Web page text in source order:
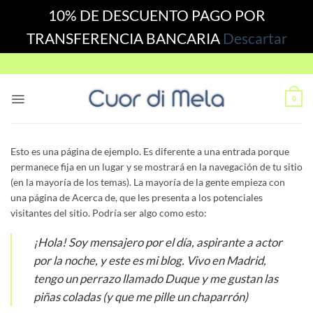
10% DE DESCUENTO PAGO POR
TRANSFERENCIA BANCARIA Descartar
to
0
Esto es una página de ejemplo. Es diferente a una entrada porque
permanece fija en un lugar y se mostrará en la navegación de tu sitio
(en la mayoría de los temas). La mayoría de la gente empieza con
una página de Acerca de, que les presenta a los potenciales
visitantes del sitio. Podría ser algo como esto:
¡Hola! Soy mensajero por el día, aspirante a actor
por la noche, y este es mi blog. Vivo en Madrid,
tengo un perrazo llamado Duque y me gustan las
piñas coladas (y que me pille un chaparrón)